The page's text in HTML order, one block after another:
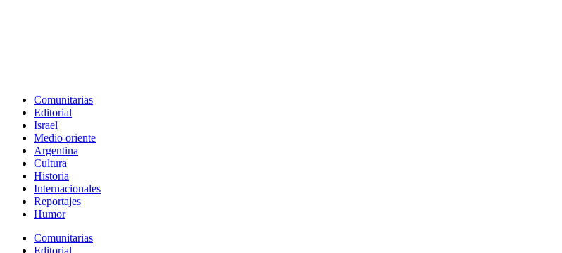
Comunitarias
Editorial
Israel
Medio oriente
Argentina
Cultura
Historia
Internacionales
Reportajes
Humor
Comunitarias
Editorial